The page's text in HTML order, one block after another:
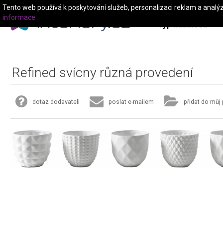
Typ místnosti
Refined svícny různá provedení
dotaz dodavateli poslat e-mailem přidat do můj
Tento web používá k poskytování služeb, personalizaci reklam a
informace